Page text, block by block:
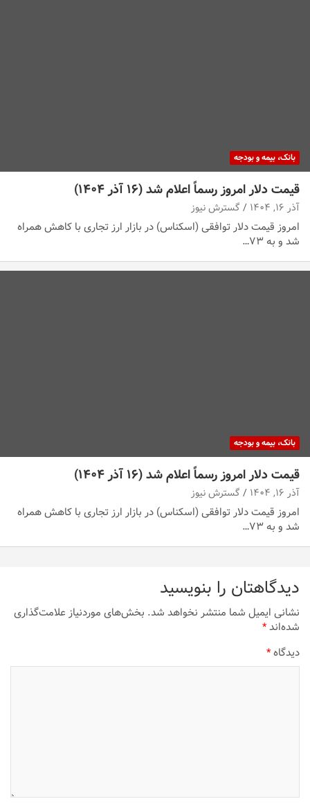
بانک، بیمه و بودجه
قیمت دلار امروز رسماً اعلام شد (۱۶ آذر ۱۴۰۴)
آذر ۱۶, ۱۴۰۴ گسترش نیوز
امروز قیمت دلار توافقی (اسکناس) در بازار ارز تجاری با کاهش همراه
شد و به ۷۳…
بانک، بیمه و بودجه
قیمت دلار امروز رسماً اعلام شد (۱۶ آذر ۱۴۰۴)
آذر ۱۶, ۱۴۰۴ گسترش نیوز
امروز قیمت دلار توافقی (اسکناس) در بازار ارز تجاری با کاهش همراه
شد و به ۷۳…
دیدگاهتان را بنویسید
نشانی ایمیل شما منتشر نخواهد شد.بخش‌های موردنیاز علامت‌گذاری
شده‌اند*
دیدگاه*